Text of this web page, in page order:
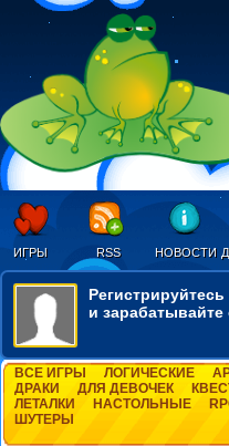
ИГРЫ RSS НОВОСТИ
Регистрируйтесь
и зарабатывайте
ВСЕ ИГРЫ ЛОГИЧЕСКИЕ
ДРАКИ
ДЛЯ ДЕВОЧЕК
ЛЕТАЛКИ
НАСТОЛЬНЫЕ
ШУТЕРЫ